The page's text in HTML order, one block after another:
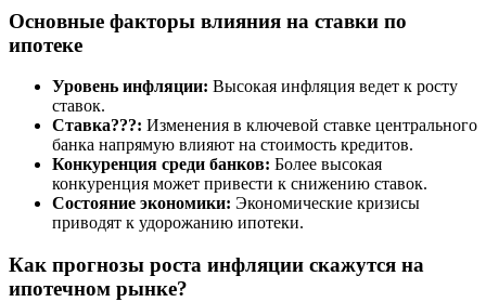
Основные факторы влияния на ставки по
ипотеке
Уровень инфляции: Высокая инфляция ведет к росту
ставок.
Ставка???: Изменения в ключевой ставке центрального
банка напрямую влияют на стоимость кредитов.
Конкуренция среди банков: Более высокая
конкуренция может привести к снижению ставок.
Состояние экономики: Экономические кризисы
приводят к удорожанию ипотеки.
Как прогнозы роста инфляции скажутся на
ипотечном рынке?